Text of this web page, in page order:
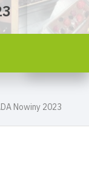
Nowiny 2023